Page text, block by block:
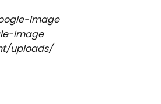
Image
Image
uploads/